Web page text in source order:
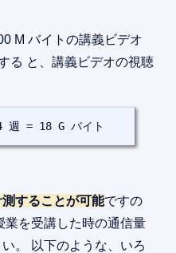
M バイトの講義ビデオ
る と、講義ビデオの視聴
週 = 18 G バイト
測することが可能ですの
業を受講した時の通信量
。 以下のような、いろ